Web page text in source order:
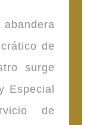
de
surge
Especial
de